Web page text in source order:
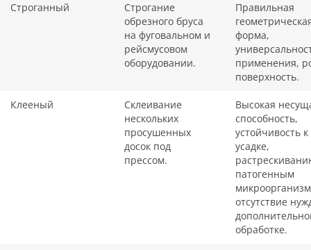
Строганный
Строгание
обрезного бруса
на фуговальном и
рейсмусовом
оборудовании.
Правильная
форма,
применения,
поверхность.
Клееный
Склеивание
нескольких
просушенных
досок под
прессом.
Высокая
способность,
устойчивость к
усадке,
патогенным
отсутствие
обработке.